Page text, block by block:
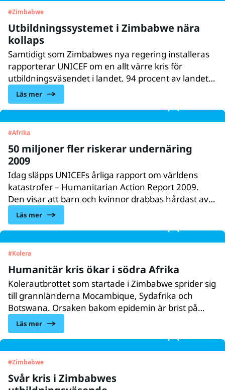
#Zimbabwe
Utbildningssystemet i Zimbabwe nära
kollaps
Samtidigt som Zimbabwes nya regering installeras
rapporterar UNICEF om en allt värre kris för
utbildningsväsendet i landet. 94 procent av landets
skolor är fortfarande stängda.
Läs mer
#Afrika
50 miljoner fler riskerar undernäring
2009
Idag släpps UNICEFs årliga rapport om världens
katastrofer – Humanitarian Action Report 2009.
Den visar att barn och kvinnor drabbas hårdast av
konflikter och naturkatastrofer. UNICEF ber om
drygt en miljard USD för att kunna möta barns och
Läs mer
#Kolera
Humanitär kris ökar i södra Afrika
Kolerautbrottet som startade i Zimbabwe sprider sig
till grannländerna Mocambique, Sydafrika och
Botswana. Orsaken bakom epidemin är brist på
rent dricksvatten och att vattnet är förorenat
med avloppsvatten.
Läs mer
#Zimbabwe
Svår kris i Zimbabwes